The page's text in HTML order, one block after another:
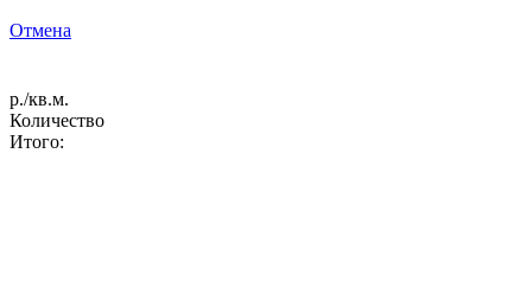
Отмена
р./кв.м.
Количество
Итого: